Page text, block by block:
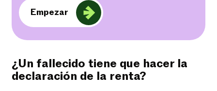
Empezar
¿Un fallecido tiene que hacer la
declaración de la renta?